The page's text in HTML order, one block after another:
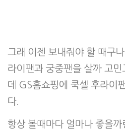
그래 이젠 보내줘야 할 때구
라이팬과 궁중팬을 살까 고
데 GS홈쇼핑에 쿡셀 후라이
다.
항상 볼때마다 얼마나 좋을